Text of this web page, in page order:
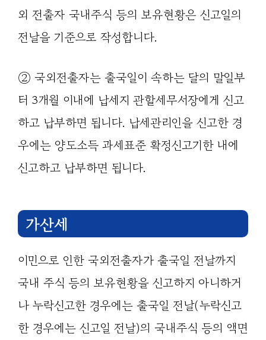
외 전출자 국내주식 등의 보유현황은 신고일의
전날을 기준으로 작성합니다.
② 국외전출자는 출국일이 속하는 달의 말일부
터 3개월 이내에 납세지 관할세무서장에게 신고
하고 납부하면 됩니다. 납세관리인을 신고한 경
우에는 양도소득 과세표준 확정신고기한 내에
신고하고 납부하면 됩니다.
가산세
이민으로 인한 국외전출자가 출국일 전날까지
국내 주식 등의 보유현황을 신고하지 아니하거
나 누락신고한 경우에는 출국일 전날(누락신고
한 경우에는 신고일 전날)의 국내주식 등의 액면